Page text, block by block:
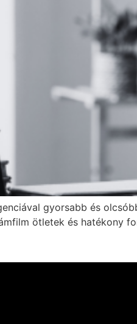
gyorsabb és
ötletek és hatékony